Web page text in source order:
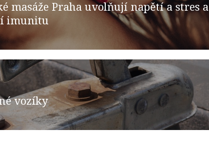
masáže Praha uvolňují napětí a stres a
imunitu
vozíky